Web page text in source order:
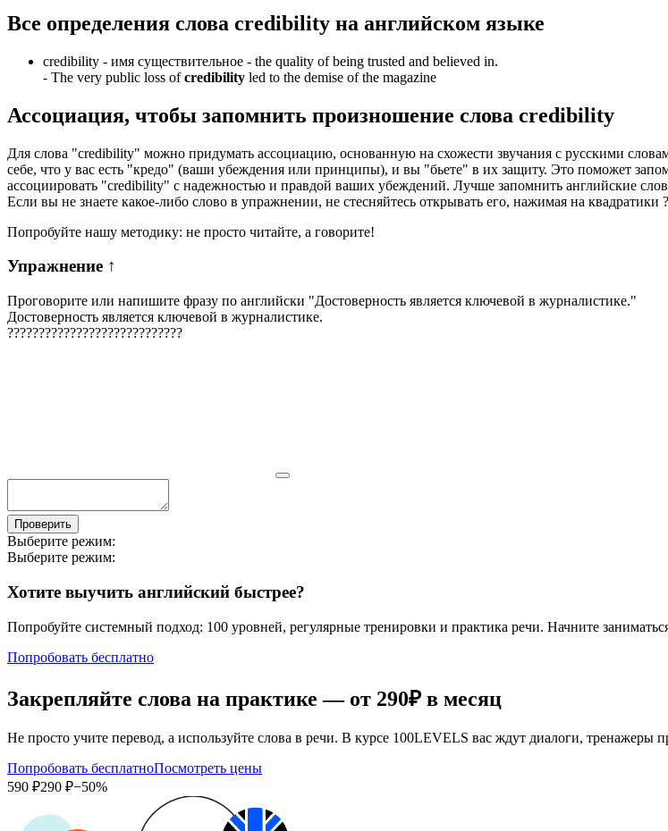
Все определения слова credibility на английском языке
credibility - имя существительное - the quality of being trusted and believed in.
- The very public loss ofcredibility led to the demise of the magazine
Ассоциация, чтобы запомнить произношение слова credibility
Для слова "credibility" можно придумать ассоциацию, основанную на схожести звучания с русскими
себе, что у вас есть "кредо" (ваши убеждения или принципы), и вы "бьете" в их защиту. Это поможет
ассоциировать "credibility" с надежностью и правдой ваших убеждений. Лучше запомнить английские
Если вы не знаете какое-либо слово в упражнении, не стесняйтесь открывать его, нажимая на квадратики ?
Попробуйте нашу методику: не просто читайте, а говорите!
Упражнение ↑
Проговорите или напишите фразу по английски "Достоверность является ключевой в журналистике."
Достоверность является ключевой в журналистике.
????????????????????????????
Проверить
Выберите режим:
Выберите режим:
Хотите выучить английский быстрее?
Попробуйте системный подход: 100 уровней, регулярные тренировки и практика речи. Начните
Попробовать бесплатно
Закрепляйте слова на практике — от 290₽ в месяц
Не просто учите перевод, а используйте слова в речи. В курсе 100LEVELS вас ждут диалоги,
Попробовать бесплатноПосмотреть цены
590 ₽290 ₽−50%